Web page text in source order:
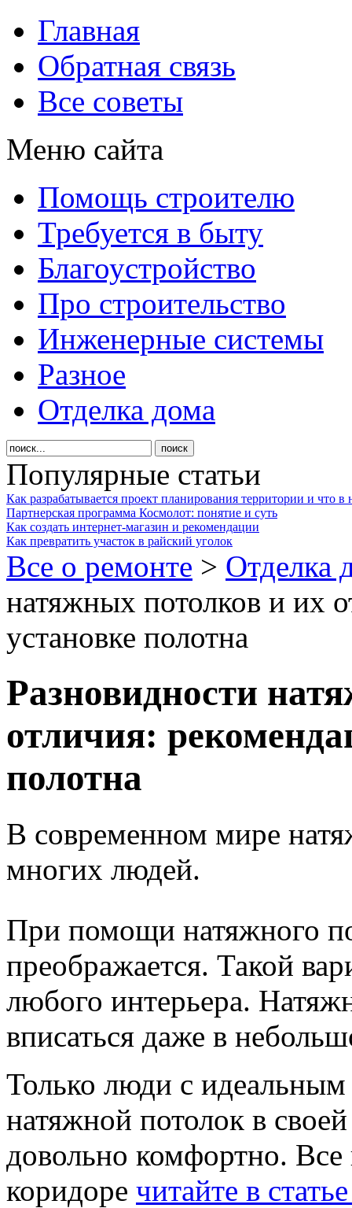
Главная
Обратная связь
Все советы
Меню сайта
Помощь строителю
Требуется в быту
Благоустройство
Про строительство
Инженерные системы
Разное
Отделка дома
Популярные статьи
Как разрабатывается проект планирования территории и что в
Партнерская программа Космолот: понятие и суть
Как создать интернет-магазин и рекомендации
Как превратить участок в райский уголок
Все о ремонте > Отделка
натяжных потолков и их
установке полотна
Разновидности
отличия:
полотна
В современном мире
многих людей.
При помощи натяжного
преображается. Такой
любого интерьера.
вписаться даже в
Только люди с идеальным
натяжной потолок в
довольно комфортно.
коридоре читайте в